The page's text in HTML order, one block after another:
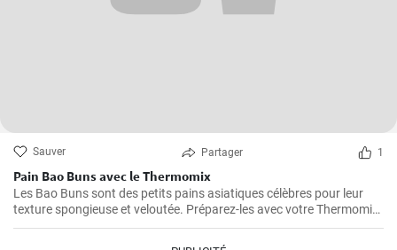
Sauver Partager 1
Pain Bao Buns avec le Thermomix
Les Bao Buns sont des petits pains asiatiques célèbres pour leur
texture spongieuse et veloutée. Préparez-les avec votre Thermomix
pour un résultat excitant et délicieux, en faisant d'abord cuire la
pâte à la vapeur, puis en la fourrant. Pour réussir vos Bao Buns, il